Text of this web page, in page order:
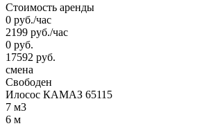
Стоимость аренды
0 руб./час
2199 руб./час
0 руб.
17592 руб.
смена
Свободен
Илосос КАМАЗ 65115
7 м3
6 м